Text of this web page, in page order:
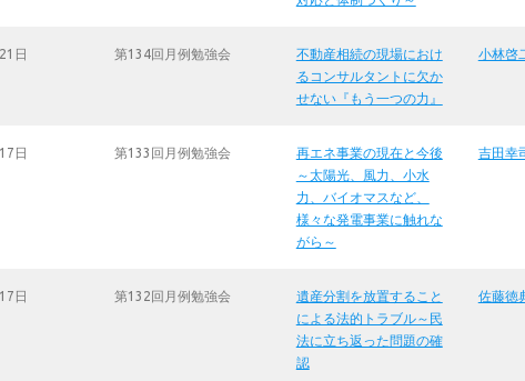
日 第134回月例勉強会
不動産相続の現場におけ
るコンサルタントに欠か
せない『もう一つの力』
小林啓
日 第133回月例勉強会
再エネ事業の現在と今後
～太陽光、風力、小水
力、バイオマスなど、
様々な発電事業に触れな
がら～
吉田幸
日 第132回月例勉強会
遺産分割を放置すること
による法的トラブル～民
法に立ち返った問題の確
認
佐藤徳